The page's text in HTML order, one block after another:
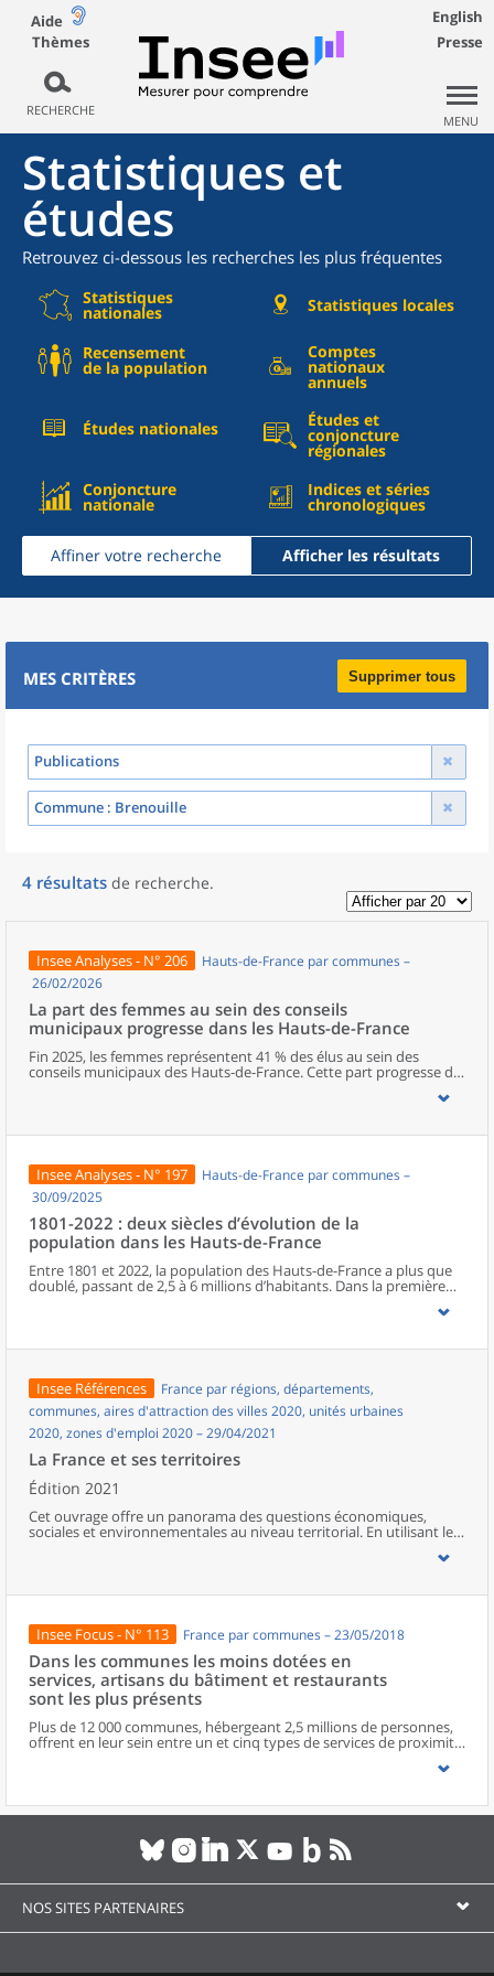
Aide
Thèmes
RECHERCHE
English
Presse
MENU
Statistiques et
études
Retrouvez ci-dessous les recherches les plus fréquentes
Statistiques
nationales Statistiques locales
Recensement
de la population
Comptes
nationaux
annuels
Études nationales Études et
conjoncture
régionales
Conjoncture
nationale
Indices et séries
chronologiques
Affiner votre recherche Afficher les résultats
MES CRITÈRES Supprimer tous
Publications
Commune : Brenouille
4 résultats de recherche.
Insee Analyses - N° 206
Hauts-de-France par communes –
26/02/2026
La part des femmes au sein des conseils
municipaux progresse dans les Hauts-de-France
Fin 2025, les femmes représentent 41 % des élus au sein des
conseils municipaux des Hauts-de-France. Cette part progresse de
deux points entre les deux dernières élections municipales, mais
représentation féminine diminue cependant à mesure que les
sur cinq occupé par une femme. Les élues municipales de la région
sont plus jeunes que leurs homologues masculins. En parallèle de
leurs fonctions politiques, elles occupent davantage que ces
et moins souvent des emplois de cadre ou des professions
intellectuelles supérieures.
Insee Analyses - N° 197
Hauts-de-France par communes –
30/09/2025
1801-2022 : deux siècles d’évolution de la
population dans les Hauts-de-France
Entre 1801 et 2022, la population des Hauts-de-France a plus que
doublé, passant de 2,5 à 6 millions d’habitants. Dans la première
moitié du XIXe siècle, l’essor régional est surtout porté par le Nord.
accélérant l’exode rural, bouleverse le peuplement de la région.
pays entre dans une phase de ralentissement démographique. En
première ligne lors des deux conflits mondiaux, les Hauts-de-
France retrouvent leur poids démographique d’avant la Première
Guerre dès les années 1950, à la faveur du baby-boom et de la
reconstruction. Depuis les années 1970, la population subit un
ralentissement, du fait d’une baisse progressive de l’excédent
naturel.
Insee Références
France par régions, départements,
communes, aires d'attraction des villes 2020, unités urbaines
2020, zones d'emploi 2020 – 29/04/2021
La France et ses territoires
Édition 2021
Cet ouvrage offre un panorama des questions économiques,
sociales et environnementales au niveau territorial. En utilisant les
disparités géographiques en France, sur les forces et faiblesses des
population.
Insee Focus - N° 113 France par communes – 23/05/2018
Dans les communes les moins dotées en
services, artisans du bâtiment et restaurants
sont les plus présents
Plus de 12 000 communes, hébergeant 2,5 millions de personnes,
offrent en leur sein entre un et cinq types de services de proximité.
Dans ces communes, les artisans et les restaurants sont les plus
boulangeries ou les supérettes, n’apparaissent de façon
significative que dans les communes offrant au moins dix types de
services de proximité. Quant aux services médicaux, ils sont situés
dans des communes bénéficiant d’un nombre d’équipements
encore plus large. Aux communes qui possèdent au moins un
service de proximité, s’ajoutent 1 888 communes qui n’en
NOS SITES PARTENAIRES